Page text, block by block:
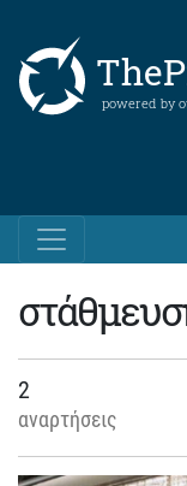
powered by
2
αναρτήσεις